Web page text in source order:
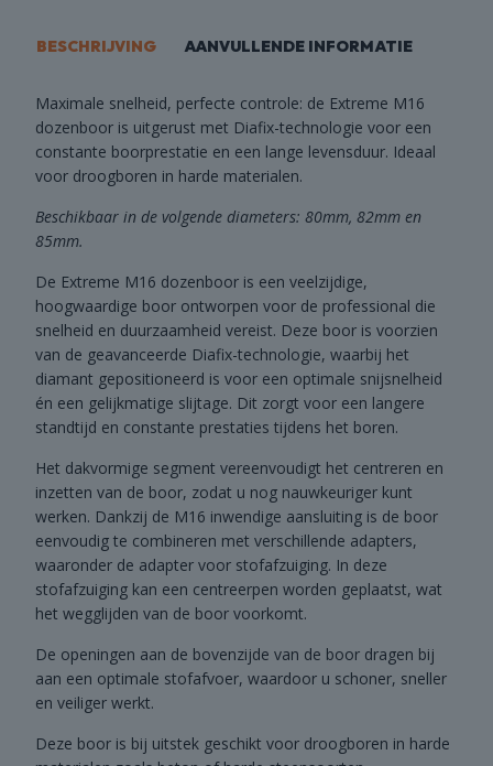
BESCHRIJVING AANVULLENDE INFORMATIE
Maximale snelheid, perfecte controle: de Extreme M16
dozenboor is uitgerust met Diafix-technologie voor een
constante boorprestatie en een lange levensduur. Ideaal
voor droogboren in harde materialen.
Beschikbaar in de volgende diameters: 80mm, 82mm en
85mm.
De Extreme M16 dozenboor is een veelzijdige,
hoogwaardige boor ontworpen voor de professional die
snelheid en duurzaamheid vereist. Deze boor is voorzien
van de geavanceerde Diafix-technologie, waarbij het
diamant gepositioneerd is voor een optimale snijsnelheid
én een gelijkmatige slijtage. Dit zorgt voor een langere
standtijd en constante prestaties tijdens het boren.
Het dakvormige segment vereenvoudigt het centreren en
inzetten van de boor, zodat u nog nauwkeuriger kunt
werken. Dankzij de M16 inwendige aansluiting is de boor
eenvoudig te combineren met verschillende adapters,
waaronder de adapter voor stofafzuiging. In deze
stofafzuiging kan een centreerpen worden geplaatst, wat
het wegglijden van de boor voorkomt.
De openingen aan de bovenzijde van de boor dragen bij
aan een optimale stofafvoer, waardoor u schoner, sneller
en veiliger werkt.
Deze boor is bij uitstek geschikt voor droogboren in harde